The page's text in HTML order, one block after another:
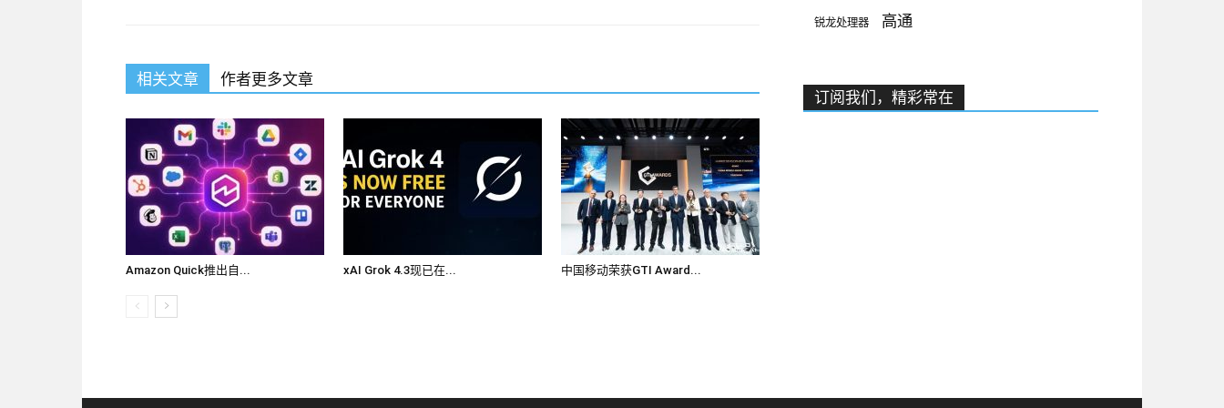
相关文章 作者更多文章
Amazon Quick推出自... xAI Grok 4.3现已在... 中国移动荣获GTI Award...
锐龙处理器 高通
订阅我们，精彩常在